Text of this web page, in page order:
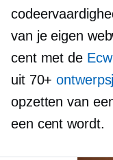
van je eigen
cent met de
uit 70+
opzetten van
een cent wordt.